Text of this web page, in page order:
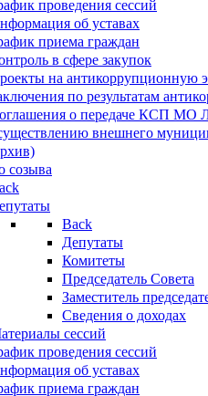
проведения сессий
об уставах
приема граждан
в сфере закупок
на антикоррупционную
по результатам
о передаче КСП МО
внешнего
созыва
Back
Депутаты
Комитеты
Председатель Совета
Заместитель
Сведения о доходах
сессий
проведения сессий
об уставах
приема граждан